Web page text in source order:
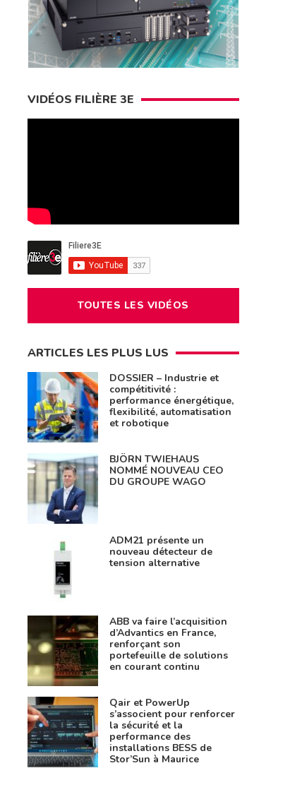
VIDÉOS FILIÈRE 3E
TOUTES LES VIDÉOS
ARTICLES LES PLUS LUS
DOSSIER – Industrie et
compétitivité :
performance énergétique,
flexibilité, automatisation
et robotique
BJÖRN TWIEHAUS
NOMMÉ NOUVEAU CEO
DU GROUPE WAGO
ADM21 présente un
nouveau détecteur de
tension alternative
ABB va faire l’acquisition
d’Advantics en France,
renforçant son
portefeuille de solutions
en courant continu
Qair et PowerUp
s’associent pour renforcer
la sécurité et la
performance des
installations BESS de
Stor’Sun à Maurice